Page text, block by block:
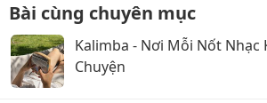
Bài cùng chuyên mục
Kalimba - Nơi Mỗi Nốt Nhạc
Chuyện